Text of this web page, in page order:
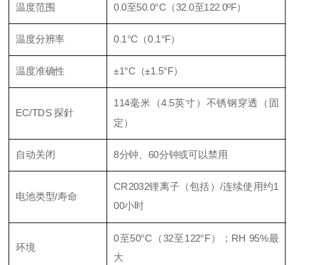
温度范围 0.0至50.0°C（32.0至122.0ºF）
温度分辨率 0.1°C（0.1°F）
温度准确性 ±1°C（±1.5°F）
EC/TDS 探針
114毫米（4.5英寸）不锈钢穿透（固
定）
自动关闭 8分钟、60分钟或可以禁用
电池类型/寿命
CR2032锂离子（包括）/连续使用约1
00小时
环境
0至50°C（32至122°F）；RH 95%最
大